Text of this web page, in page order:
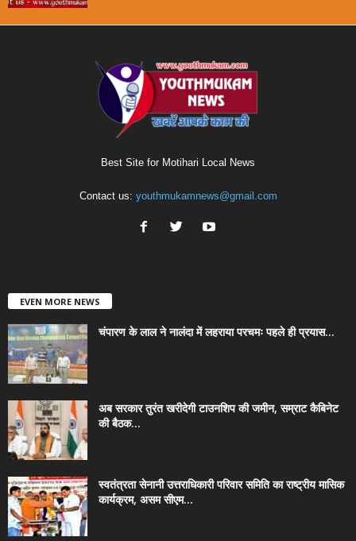
Best Site for Motihari Local News
Contact us: youthmukamnews@gmail.com
EVEN MORE NEWS
चंपारण के लाल ने नालंदा में लहराया परचमः पहले ही प्रयास...
अब सरकार तुरंत खरीदेगी टाउनशिप की जमीन, सम्राट कैबिनेट
की बैठक...
स्वतंत्रता सेनानी उत्तराधिकारी परिवार समिति का राष्ट्रीय मासिक
कार्यक्रम, असम सीएम...